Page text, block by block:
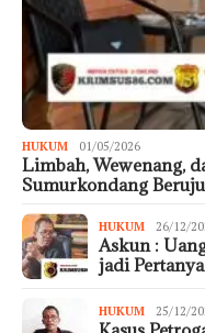
HUKUM 01/05/2026
Limbah, Wewenang,
Sumurkondang
HUKUM 26/12/
Askun :
jadi
HUKUM 25/12/